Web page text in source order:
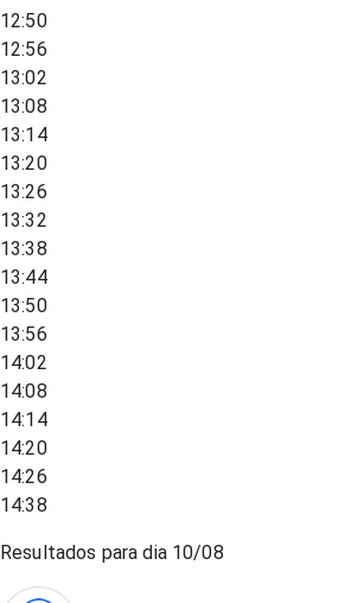
12:50
12:56
13:02
13:08
13:14
13:20
13:26
13:32
13:38
13:44
13:50
13:56
14:02
14:08
14:14
14:20
14:26
14:38
Resultados para dia 10/08